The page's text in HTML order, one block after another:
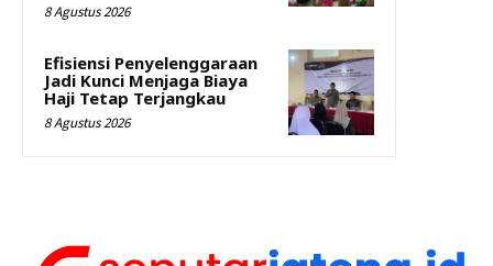
8 Agustus 2026
Efisiensi Penyelenggaraan
Jadi Kunci Menjaga Biaya
Haji Tetap Terjangkau
8 Agustus 2026